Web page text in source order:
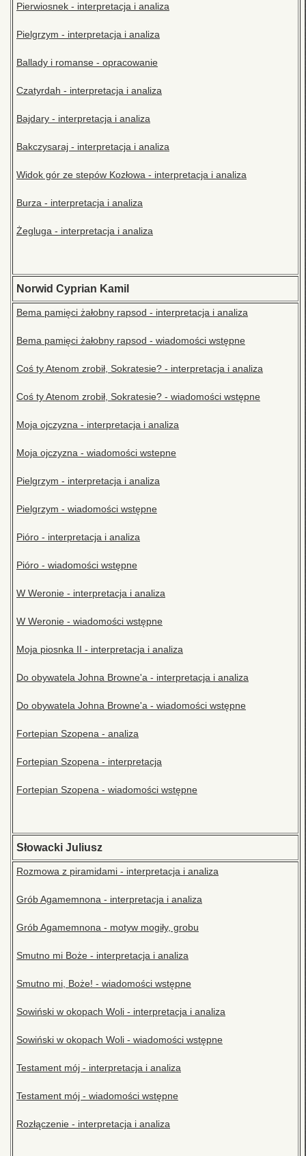
Pierwiosnek - interpretacja i analiza
Pielgrzym - interpretacja i analiza
Ballady i romanse - opracowanie
Czatyrdah - interpretacja i analiza
Bajdary - interpretacja i analiza
Bakczysaraj - interpretacja i analiza
Widok gór ze stepów Kozłowa - interpretacja i analiza
Burza - interpretacja i analiza
Żegluga - interpretacja i analiza
Norwid Cyprian Kamil
Bema pamięci żałobny rapsod - interpretacja i analiza
Bema pamięci żałobny rapsod - wiadomości wstępne
Coś ty Atenom zrobił, Sokratesie? - interpretacja i analiza
Coś ty Atenom zrobił, Sokratesie? - wiadomości wstępne
Moja ojczyzna - interpretacja i analiza
Moja ojczyzna - wiadomości wstepne
Pielgrzym - interpretacja i analiza
Pielgrzym - wiadomości wstępne
Pióro - interpretacja i analiza
Pióro - wiadomości wstępne
W Weronie - interpretacja i analiza
W Weronie - wiadomości wstępne
Moja piosnka II - interpretacja i analiza
Do obywatela Johna Browne'a - interpretacja i analiza
Do obywatela Johna Browne'a - wiadomości wstępne
Fortepian Szopena - analiza
Fortepian Szopena - interpretacja
Fortepian Szopena - wiadomości wstępne
Słowacki Juliusz
Rozmowa z piramidami - interpretacja i analiza
Grób Agamemnona - interpretacja i analiza
Grób Agamemnona - motyw mogiły, grobu
Smutno mi Boże - interpretacja i analiza
Smutno mi, Boże! - wiadomości wstępne
Sowiński w okopach Woli - interpretacja i analiza
Sowiński w okopach Woli - wiadomości wstępne
Testament mój - interpretacja i analiza
Testament mój - wiadomości wstępne
Rozłączenie - interpretacja i analiza